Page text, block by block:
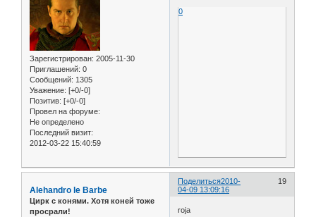
Зарегистрирован: 2005-11-30
Приглашений: 0
Сообщений: 1305
Уважение: [+0/-0]
Позитив: [+0/-0]
Провел на форуме:
Не определено
Последний визит:
2012-03-22 15:40:59
0
Поделиться 19
2010-
04-09 13:09:16
Alehandro le Barbe
Цирк с конями. Хотя коней тоже
просрали!
roja